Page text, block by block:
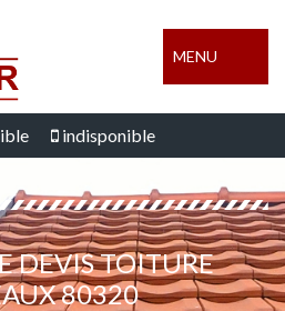
MENU
indisponible
DEVIS TOITURE
80320